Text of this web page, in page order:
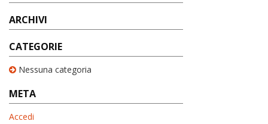
ARCHIVI
CATEGORIE
Nessuna categoria
META
Accedi